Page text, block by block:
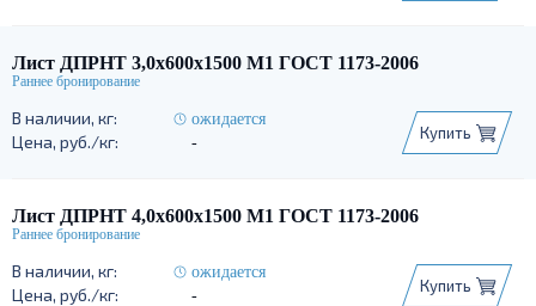
Лист ДПРНТ 3,0х600х1500 М1 ГОСТ 1173-2006
ожидается
-
Купить
Лист ДПРНТ 4,0х600х1500 М1 ГОСТ 1173-2006
ожидается
-
Купить